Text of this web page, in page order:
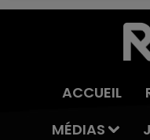
ACCUEIL
MÉDIAS